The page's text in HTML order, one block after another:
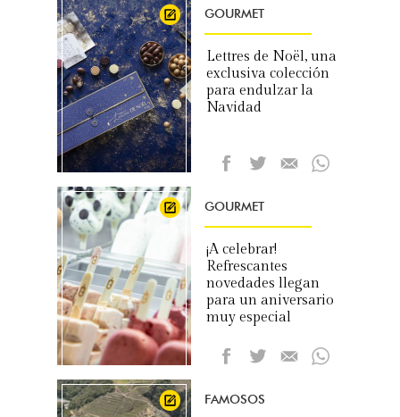
GOURMET
Lettres de Noël, una
exclusiva colección
para endulzar la
Navidad
GOURMET
¡A celebrar!
Refrescantes
novedades llegan
para un aniversario
muy especial
FAMOSOS